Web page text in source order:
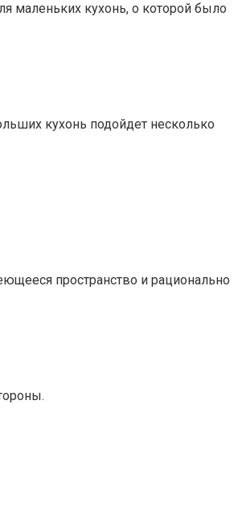
маленьких кухонь, о которой было
кухонь подойдет несколько
пространство и рационально